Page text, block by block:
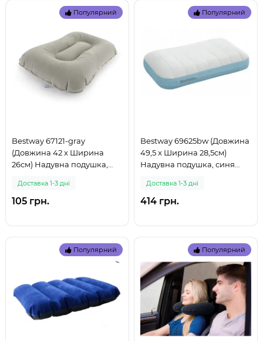
Популярний
Bestway 67121-gray
(Довжина 42 x Ширина
26см) Надувна подушка,
Доставка 1-3 дні
105 грн.
Популярний
Bestway 69625bw (Довжина
49,5 x Ширина 28,5см)
Надувна подушка, синя
Доставка 1-3 дні
414 грн.
Популярний Популярний